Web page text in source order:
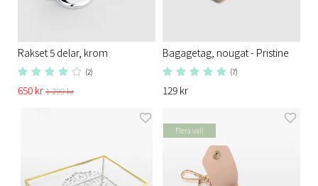
Rakset 5 delar, krom
(2)
650 kr1 299 kr
Bagagetag, nougat - Pristine
(7)
129 kr
Flera val!